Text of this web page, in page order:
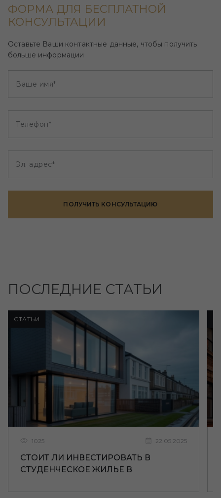
ФОРМА ДЛЯ БЕСПЛАТНОЙ
КОНСУЛЬТАЦИИ
Оставьте Ваши контактные данные, чтобы получить
больше информации
Ваше имя*
Телефон*
Эл. адрес*
ПОЛУЧИТЬ КОНСУЛЬТАЦИЮ
ПОСЛЕДНИЕ СТАТЬИ
СТАТЬИ
1025 22.05.2025
СТОИТ ЛИ ИНВЕСТИРОВАТЬ В
СТУДЕНЧЕСКОЕ ЖИЛЬЕ В